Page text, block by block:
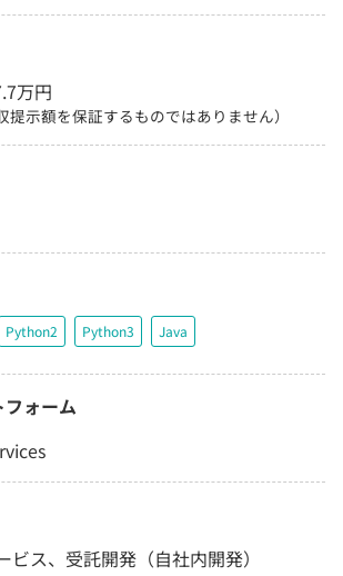
万円
提示額を保証するものではありません）
Python2 Python3 Java
ォーム
ビス、受託開発（自社内開発）